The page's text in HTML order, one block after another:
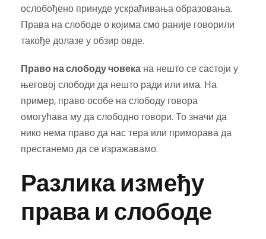
ослобођено принуде ускраћивања образовања.
Права на слободе о којима смо раније говорили
такође долазе у обзир овде.
Право на слободу човека на нешто се састоји у
његовој слободи да нешто ради или има. На
пример, право особе на слободу говора
омогућава му да слободно говори. То значи да
нико нема право да нас тера или приморава да
престанемо да се изражавамо.
Разлика између
права и слободе